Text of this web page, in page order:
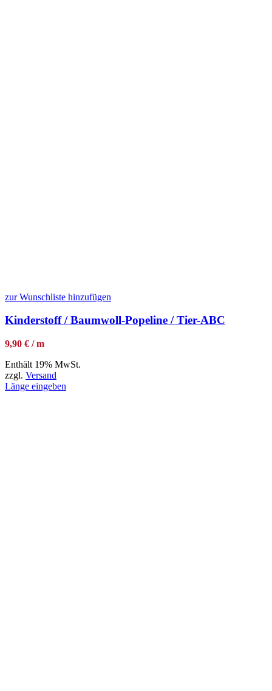
zur Wunschliste hinzufügen
Kinderstoff / Baumwoll-Popeline / Tier-ABC
9,90 € / m
Enthält 19% MwSt.
zzgl. Versand
Länge eingeben